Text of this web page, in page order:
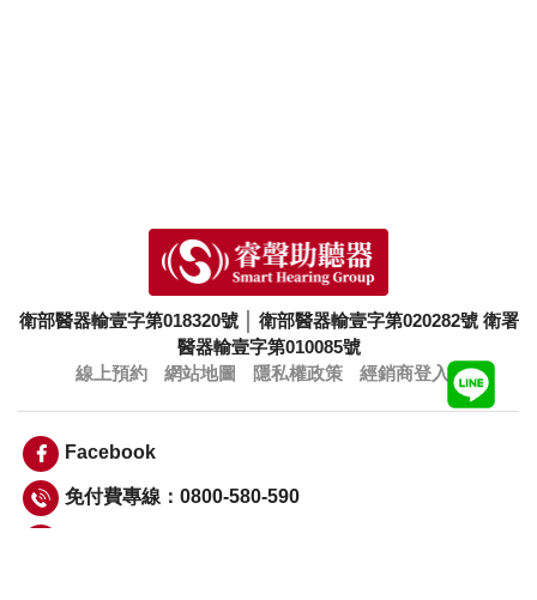
衛部醫器輸壹字第018320號 衛部醫器輸壹字第020282號 衛署
醫器輸壹字第010085號
線上預約
網站地圖 隱私權政策 經銷商登入
Facebook
免付費專線：0800-580-590